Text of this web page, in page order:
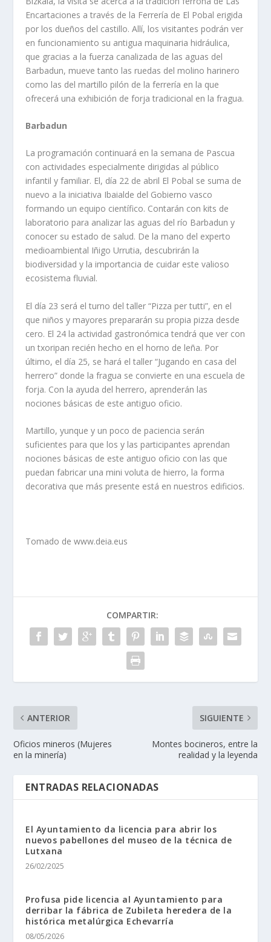
Encartaciones a través de la Ferrería de El Pobal erigida
por los dueños del castillo. Allí, los visitantes podrán ver
en funcionamiento su antigua maquinaria hidráulica,
que gracias a la fuerza canalizada de las aguas del
Barbadun, mueve tanto las ruedas del molino harinero
como las del martillo pilón de la ferrería en la que
ofrecerá una exhibición de forja tradicional en la fragua.
Barbadun
La programación continuará en la semana de Pascua
con actividades especialmente dirigidas al público
infantil y familiar. El, día 22 de abril El Pobal se suma de
nuevo a la iniciativa Ibaialde del Gobierno vasco
formando un equipo científico. Contarán con kits de
laboratorio para analizar las aguas del río Barbadun y
conocer su estado de salud. De la mano del experto
medioambiental Iñigo Urrutia, descubrirán la
biodiversidad y la importancia de cuidar este valioso
ecosistema fluvial.
El día 23 será el turno del taller “Pizza per tutti”, en el
que niños y mayores prepararán su propia pizza desde
cero. El 24 la actividad gastronómica tendrá que ver con
un txoripan recién hecho en el horno de leña. Por
último, el día 25, se hará el taller “Jugando en casa del
herrero” donde la fragua se convierte en una escuela de
forja. Con la ayuda del herrero, aprenderán las
nociones básicas de este antiguo oficio.
Martillo, yunque y un poco de paciencia serán
suficientes para que los y las participantes aprendan
nociones básicas de este antiguo oficio con las que
puedan fabricar una mini voluta de hierro, la forma
decorativa que más presente está en nuestros edificios.
Tomado de www.deia.eus
COMPARTIR:
ANTERIOR
Oficios mineros (Mujeres
en la minería)
SIGUIENTE
Montes bocineros, entre la
realidad y la leyenda
ENTRADAS RELACIONADAS
El Ayuntamiento da licencia para abrir los
nuevos pabellones del museo de la técnica de
Lutxana
26/02/2025
Profusa pide licencia al Ayuntamiento para
derribar la fábrica de Zubileta heredera de la
histórica metalúrgica Echevarría
08/05/2026